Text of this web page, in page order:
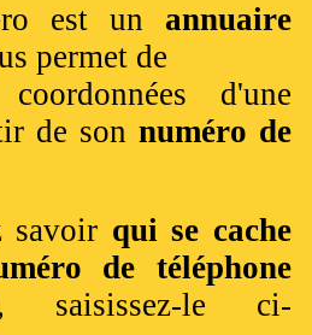
est un annuaire
permet de
d'une
de son numéro de
savoir qui se cache
de téléphone
saisissez-le ci-